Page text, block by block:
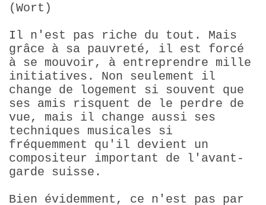
(Wort)
Il n'est pas riche du tout. Mais
grâce à sa pauvreté, il est forcé
à se mouvoir, à entreprendre mille
initiatives. Non seulement il
change de logement si souvent que
ses amis risquent de le perdre de
vue, mais il change aussi ses
techniques musicales si
fréquemment qu'il devient un
compositeur important de l'avant-
garde suisse.
Bien évidemment, ce n'est pas par